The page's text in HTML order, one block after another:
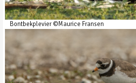
Bontbekplevier ©Maurice Fransen